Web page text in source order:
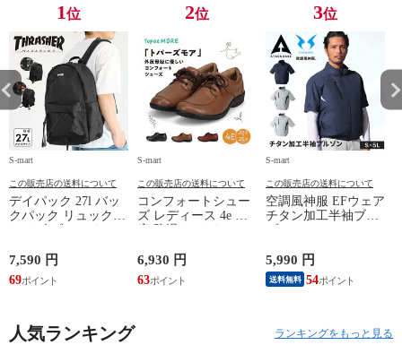
1位
S-mart
この販売店の送料について
デイパック 27l バッ
クパック リュック
鞄 機内持ち込み 夏
スラッシャー
THRASHER r1929
7,590 円
69
2位
S-mart
この販売店の送料について
コンフォートシュー
ズ レディース 4e 幅
シューズ 黒 トパー
ズ モア 靴 カジュア
ルシューズ 外反母趾
6,930 円
63
3位
S-mart
この販売店の送料について
空調風神服 EFウェア
チタン加工半袖ブル
ジャケット 遮熱 作
業服 作業着 上着 ア
タックベース KF100
5,990 円
送料無料 54
人気ランキング ランキングをもっと見る